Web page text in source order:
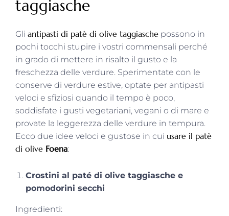
taggiasche
Gli antipasti di patè di olive taggiasche possono in
pochi tocchi stupire i vostri commensali perché
in grado di mettere in risalto il gusto e la
freschezza delle verdure. Sperimentate con le
conserve di verdure estive, optate per antipasti
veloci e sfiziosi quando il tempo è poco,
soddisfate i gusti vegetariani, vegani o di mare e
provate la leggerezza delle verdure in tempura.
Ecco due idee veloci e gustose in cui usare il patè
di olive Foena:
Crostini al paté di olive taggiasche e
pomodorini secchi
Ingredienti: